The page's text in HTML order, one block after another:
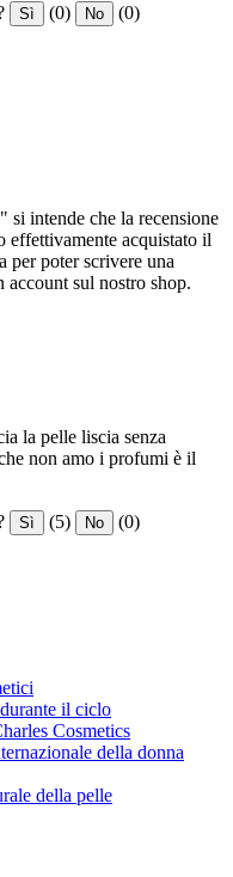
Sì (0) No (0)
intende che la recensione
effettivamente acquistato il
per poter scrivere una
account sul nostro shop.
la pelle liscia senza
non amo i profumi è il
Sì (5) No (0)
il ciclo
Cosmetics
della donna
della pelle